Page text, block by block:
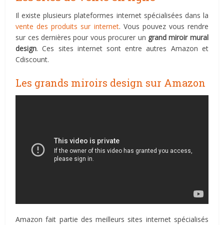
Il existe plusieurs plateformes internet spécialisées dans la
vente des produits sur internet. Vous pouvez vous rendre
sur ces dernières pour vous procurer un grand miroir mural
design. Ces sites internet sont entre autres Amazon et
Cdiscount.
Les grands miroirs design sur Amazon
Amazon fait partie des meilleurs sites internet spécialisés